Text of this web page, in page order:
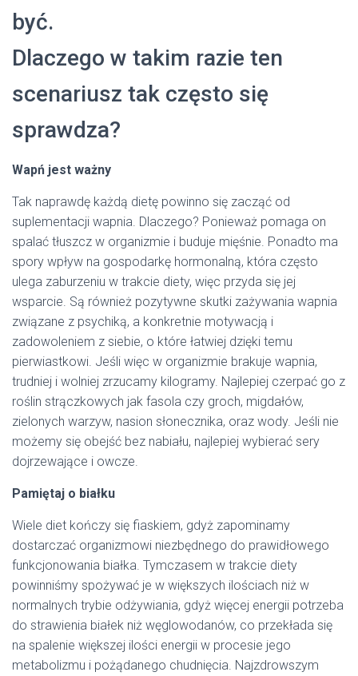
być.
Dlaczego w takim razie ten
scenariusz tak często się
sprawdza?
Wapń jest ważny
Tak naprawdę każdą dietę powinno się zacząć od
suplementacji wapnia. Dlaczego? Ponieważ pomaga on
spalać tłuszcz w organizmie i buduje mięśnie. Ponadto ma
spory wpływ na gospodarkę hormonalną, która często
ulega zaburzeniu w trakcie diety, więc przyda się jej
wsparcie. Są również pozytywne skutki zażywania wapnia
związane z psychiką, a konkretnie motywacją i
zadowoleniem z siebie, o które łatwiej dzięki temu
pierwiastkowi. Jeśli więc w organizmie brakuje wapnia,
trudniej i wolniej zrzucamy kilogramy. Najlepiej czerpać go z
roślin strączkowych jak fasola czy groch, migdałów,
zielonych warzyw, nasion słonecznika, oraz wody. Jeśli nie
możemy się obejść bez nabiału, najlepiej wybierać sery
dojrzewające i owcze.
Pamiętaj o białku
Wiele diet kończy się fiaskiem, gdyż zapominamy
dostarczać organizmowi niezbędnego do prawidłowego
funkcjonowania białka. Tymczasem w trakcie diety
powinniśmy spożywać je w większych ilościach niż w
normalnych trybie odżywiania, gdyż więcej energii potrzeba
do strawienia białek niż węglowodanów, co przekłada się
na spalenie większej ilości energii w procesie jego
metabolizmu i pożądanego chudnięcia. Najzdrowszym